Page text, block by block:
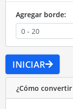
Agregar borde:
INICIAR
¿Cómo convertir